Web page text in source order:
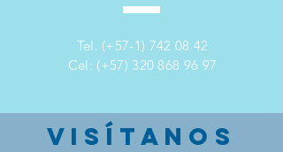
Tel. (+57-1) 742 08 42
Cel: (+57) 320 868 96 97
VISÍTANOS